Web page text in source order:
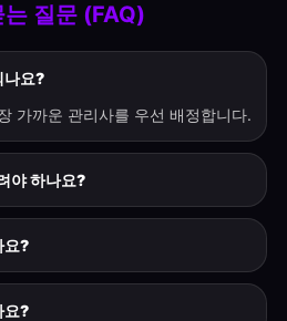
는 질문 (FAQ)
나요?
가까운 관리사를 우선 배정합니다.
야 하나요?
요?
요?